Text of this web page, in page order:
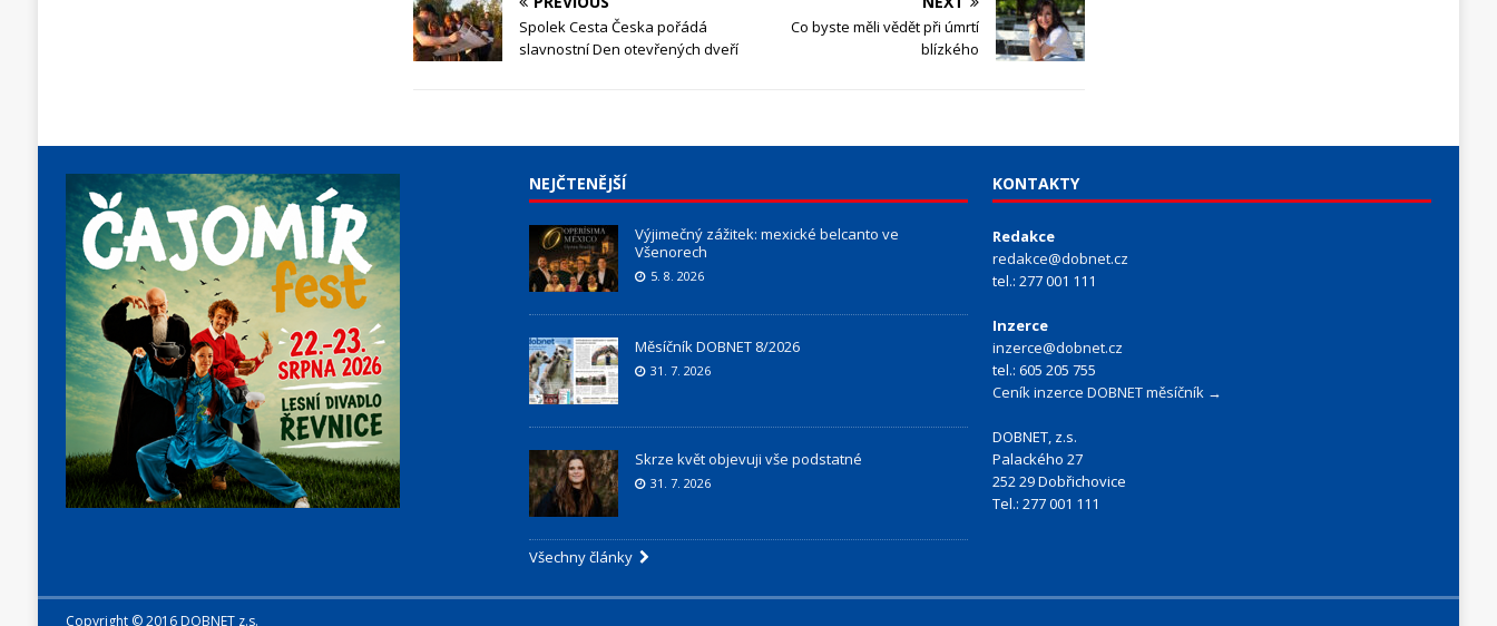
Spolek Cesta Česka pořádá
slavnostní Den otevřených dveří
Co byste měli vědět při úmrtí
blízkého
NEJČTENĚJŠÍ
Výjimečný zážitek: mexické belcanto ve
Všenorech
5. 8. 2026
Měsíčník DOBNET 8/2026
31. 7. 2026
Skrze květ objevuji vše podstatné
31. 7. 2026
Všechny články
KONTAKTY
Redakce
redakce@dobnet.cz
tel.: 277 001 111
Inzerce
inzerce@dobnet.cz
tel.: 605 205 755
Ceník inzerce DOBNET měsíčník →
DOBNET, z.s.
Palackého 27
252 29 Dobřichovice
Tel.: 277 001 111
Copyright © 2016 DOBNET z.s.